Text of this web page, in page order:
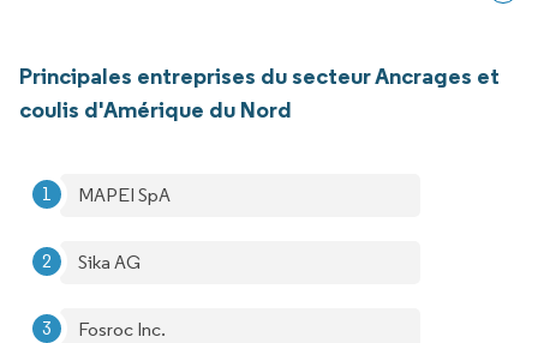
Principales entreprises du secteur Ancrages et
coulis d'Amérique du Nord
MAPEI SpA
Sika AG
Fosroc Inc.